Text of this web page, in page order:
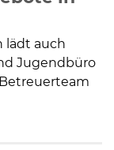
lädt auch
Jugendbüro